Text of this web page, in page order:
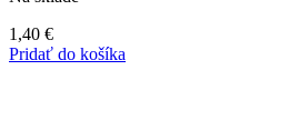
1,40 €
Pridať do košíka